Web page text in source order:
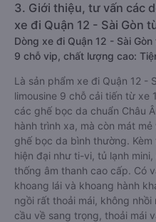
3. Giới thiệu, tư vấn các
xe đi Quận 12 - Sài Gòn
Dòng xe đi Quận 12 - Sài
9 chỗ vip, chất lượng cao:
Là sản phẩm xe đi Quận 12 -
limousine 9 chỗ cải tiến từ xe
các ghế bọc da chuẩn Châu
hành trình xa, mà còn mát
ghế bọc da bình thường.
hiện đại như ti-vi, tủ lạnh
thống âm thanh cao cấp. Có
khoang lái và khoang hành
ngồi rất thoải mái, không
cầu về sang trọng, thoải mái